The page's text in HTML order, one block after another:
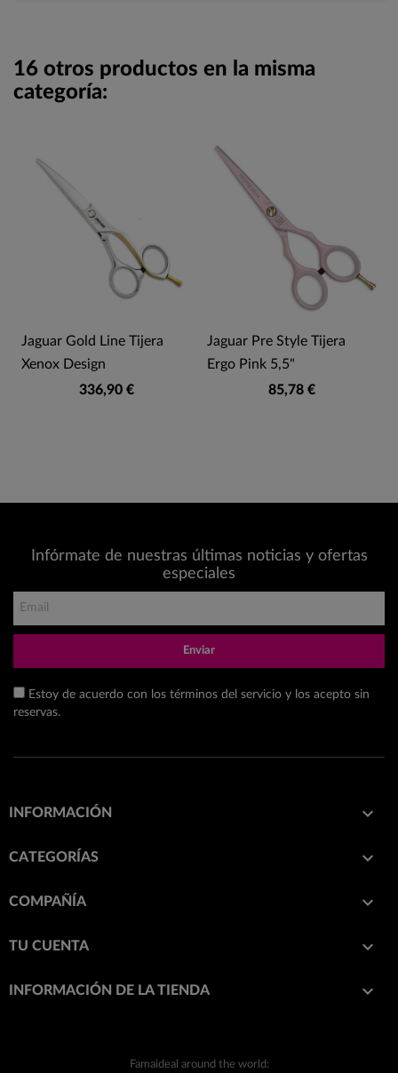
16 otros productos en la misma
categoría:
Jaguar Gold Line Tijera
Xenox Design
336,90 €
Jaguar Pre Style Tijera
Ergo Pink 5,5"
85,78 €
Infórmate de nuestras últimas noticias y ofertas
especiales
Enviar
Estoy de acuerdo con los términos del servicio y los acepto sin
reservas.
INFORMACIÓN 
CATEGORÍAS 
COMPAÑÍA 
TU CUENTA 
INFORMACIÓN DE LA TIENDA keyboard_arrow_down
Famaideal around the world: